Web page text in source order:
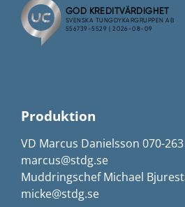
Produktion
VD Marcus Danielsson 070-
marcus@stdg.se
Muddringschef Michael
micke@stdg.se